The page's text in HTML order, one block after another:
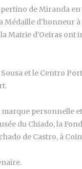
de Miranda
Médaille
Mairie d'Oeiras
et le Centro
personnelle
du Chiado, la
de Castro, à